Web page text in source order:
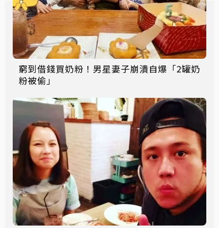
窮到借錢買奶粉！男星妻子崩潰自爆「2罐奶
粉被偷」